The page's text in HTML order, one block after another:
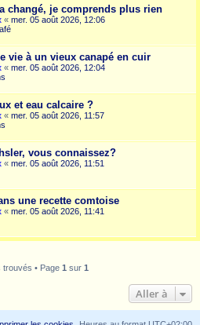
changé, je comprends plus rien
« mer. 05 août 2026, 12:06
vie à un vieux canapé en cuir
« mer. 05 août 2026, 12:04
et eau calcaire ?
« mer. 05 août 2026, 11:57
vous connaissez?
« mer. 05 août 2026, 11:51
une recette comtoise
« mer. 05 août 2026, 11:41
trouvés • Page 1 sur 1
Aller à